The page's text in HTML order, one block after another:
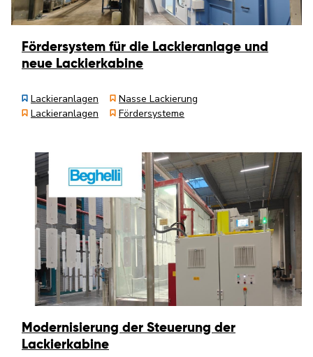
Fördersystem für die Lackieranlage und
neue Lackierkabine
Lackieranlagen
Nasse Lackierung
Lackieranlagen
Fördersysteme
Modernisierung der Steuerung der
Lackierkabine